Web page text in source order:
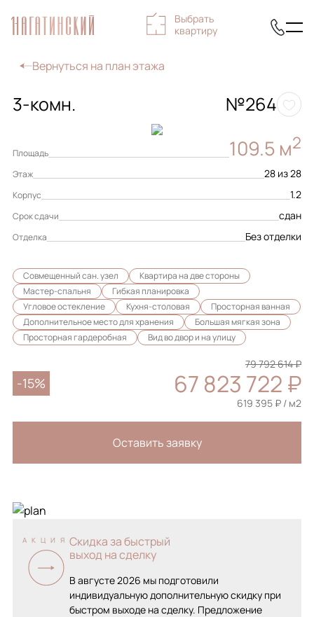
Выбрать
квартиру
Вернуться на план этажа
Площадь 109.5 м2
Этаж 28 из 28
Корпус 1.2
Срок сдачи сдан
Отделка Без отделки
Совмещенный сан. узел
Квартира на две стороны
Мастер-спальня
Гибкая планировка
Угловое остекление
Кухня-столовая
Просторная ванная
Дополнительное место для хранения
Большая мягкая зона
Просторная гардеробная
Вид во двор и на улицу
79 792 614 ₽
-15% 67 823 722 ₽
619 395 ₽ / м2
Оставить заявку
3-комн. №264
АКЦИЯ Скидка за быстрый
выход на сделку
В августе 2026 мы подготовили
индивидуальную дополнительную скидку при
быстром выходе на сделку. Предложение